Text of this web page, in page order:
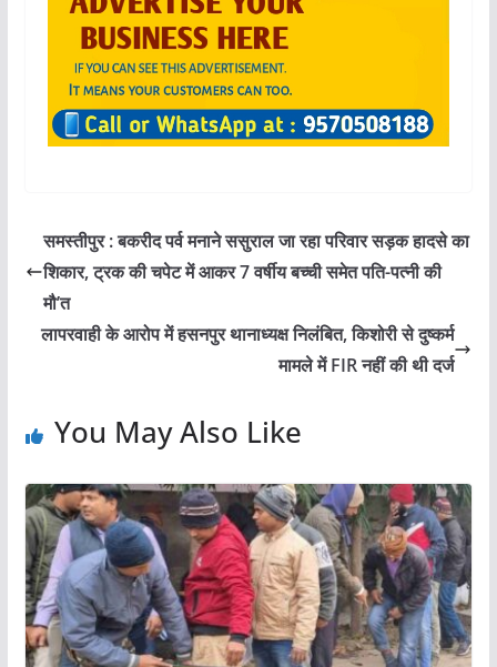
समस्तीपुर : बकरीद पर्व मनाने ससुराल जा रहा परिवार सड़क हादसे का
शिकार, ट्रक की चपेट में आकर 7 वर्षीय बच्ची समेत पति-पत्नी की
मौ’त
लापरवाही के आरोप में हसनपुर थानाध्यक्ष निलंबित, किशोरी से दुष्कर्म
मामले में FIR नहीं की थी दर्ज
You May Also Like